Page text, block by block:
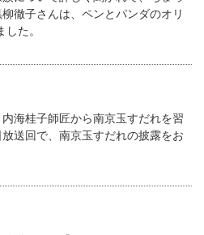
徹子さんは、ペンとパンダのオリ
た。
海桂子師匠から南京玉すだれを習
放送回で、南京玉すだれの披露をお